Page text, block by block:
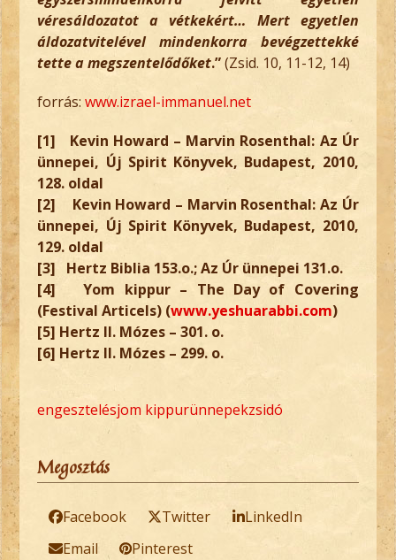
véresáldozatot a vétkekért… Mert egyetlen
áldozatvitelével mindenkorra bevégzettekké
tette a megszentelődőket.”(Zsid. 10, 11-12, 14)
forrás:www.izrael-immanuel.net
[1] Kevin Howard – Marvin Rosenthal: Az Úr
ünnepei, Új Spirit Könyvek, Budapest, 2010,
128. oldal
[2] Kevin Howard – Marvin Rosenthal: Az Úr
ünnepei, Új Spirit Könyvek, Budapest, 2010,
129. oldal
[3] Hertz Biblia 153.o.; Az Úr ünnepei 131.o.
[4] Yom kippur – The Day of Covering
(Festival Articels) (www.yeshuarabbi.com)
[5] Hertz II. Mózes – 301. o.
[6] Hertz II. Mózes – 299. o.
engesztelésjom kippurünnepekzsidó
Megosztás
Facebook Twitter
LinkedIn
Email
Pinterest